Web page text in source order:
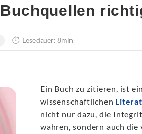
Lesedauer: 8min
Ein Buch zu zitieren, ist
wissenschaftlichen
nicht nur dazu, die
wahren, sondern auch